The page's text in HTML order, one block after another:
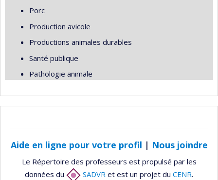
Porc
Production avicole
Productions animales durables
Santé publique
Pathologie animale
Aide en ligne pour votre profil | Nous joindre
Le Répertoire des professeurs est propulsé par les
données du
SADVR et est un projet du CENR.